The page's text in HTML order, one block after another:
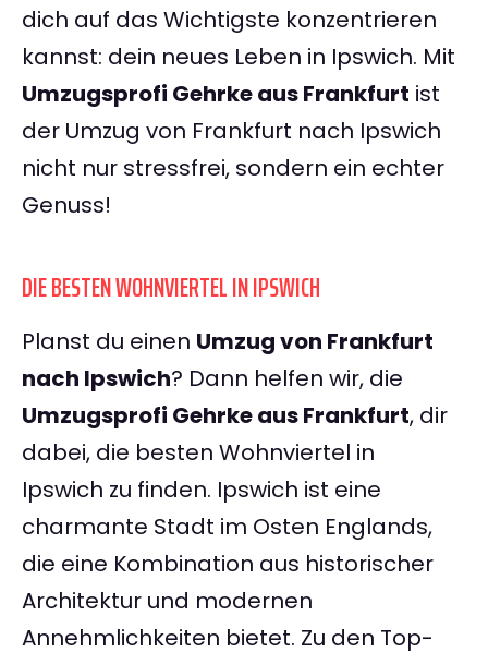
dich auf das Wichtigste konzentrieren
kannst: dein neues Leben in Ipswich. Mit
Umzugsprofi Gehrke aus Frankfurt ist
der Umzug von Frankfurt nach Ipswich
nicht nur stressfrei, sondern ein echter
Genuss!
DIE BESTEN WOHNVIERTEL IN IPSWICH
Planst du einen Umzug von Frankfurt
nach Ipswich? Dann helfen wir, die
Umzugsprofi Gehrke aus Frankfurt, dir
dabei, die besten Wohnviertel in
Ipswich zu finden. Ipswich ist eine
charmante Stadt im Osten Englands,
die eine Kombination aus historischer
Architektur und modernen
Annehmlichkeiten bietet. Zu den Top-